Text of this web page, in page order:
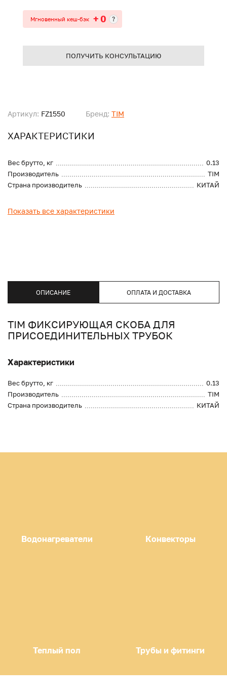
Артикул: FZ1550 Бренд: TIM
ХАРАКТЕРИСТИКИ
Вес брутто, кг
0.13
Производитель
TIM
Страна производитель
КИТАЙ
Показать все характеристики
Мгновенный кеш-бэк + 0 ?
ПОЛУЧИТЬ КОНСУЛЬТАЦИЮ
ОПИСАНИЕ ОПЛАТА И ДОСТАВКА
TIM ФИКСИРУЮЩАЯ СКОБА ДЛЯ
ПРИСОЕДИНИТЕЛЬНЫХ ТРУБОК
Характеристики
Вес брутто, кг
0.13
Производитель
TIM
Страна производитель
КИТАЙ
Водонагреватели Конвекторы
Теплый пол Трубы и фитинги